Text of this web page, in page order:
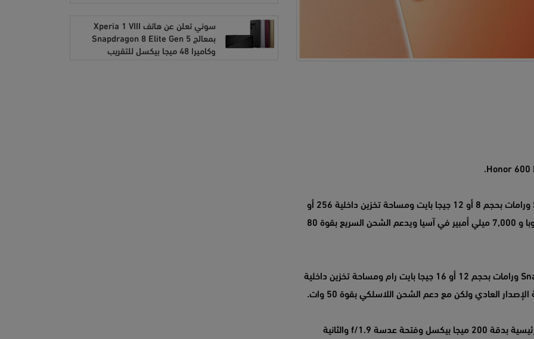
هاتف Honor 600 يأتي بمعالج Snapdragon 7 Gen 4 ورامات بحجم 8 أو 12 جيجا بايت ومساحة تخزين داخلية 256 أو
512 جيجا بايت وبطارية بقوة 6,400 ميلي أمبير في أوروبا و 7,000 ميلي أمبير في آسيا ويدعم الشحن السريع بقوة 80
هاتف Honor 600 Pro يأتي بمعالج Snapdragon 8 Elite ورامات بحجم 12 أو 16 جيجا بايت رام ومساحة تخزين داخلية
هاتف Honor 600 يأتي بكاميرتين في الجهة الخلفية الرئيسية بدقة 200 ميجا بيكسل وفتحة عدسة f/1.9 والثانية
سوني تعلن عن هاتف Xperia 1 VIII
بمعالج Snapdragon 8 Elite Gen 5
وكاميرا 48 ميجا بيكسل للتقريب